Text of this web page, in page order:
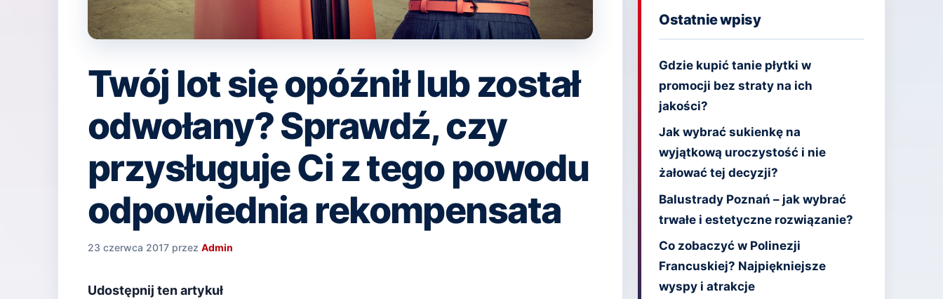
Twój lot się opóźnił lub został
odwołany? Sprawdź, czy
przysługuje Ci z tego powodu
odpowiednia rekompensata
23 czerwca 2017 przez Admin
Udostępnij ten artykuł
Ostatnie wpisy
Gdzie kupić tanie płytki w
promocji bez straty na ich
jakości?
Jak wybrać sukienkę na
wyjątkową uroczystość i nie
żałować tej decyzji?
Balustrady Poznań – jak wybrać
trwałe i estetyczne rozwiązanie?
Co zobaczyć w Polinezji
Francuskiej? Najpiękniejsze
wyspy i atrakcje